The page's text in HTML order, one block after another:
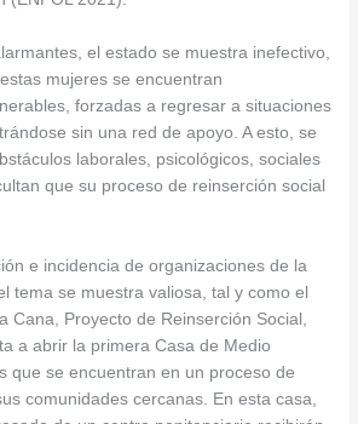
el estado se muestra inefectivo,
mujeres se encuentran
forzadas a regresar a situaciones
sin una red de apoyo. A esto, se
laborales, psicológicos, sociales
que su proceso de reinserción social
e incidencia de organizaciones de la
tema se muestra valiosa, tal y como el
Cana, Proyecto de Reinserción Social,
a abrir la primera Casa de Medio
que se encuentran en un proceso de
comunidades cercanas. En esta casa,